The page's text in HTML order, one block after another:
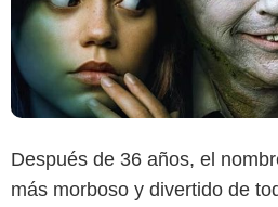
Después de 36 años, el
más morboso y divertido de